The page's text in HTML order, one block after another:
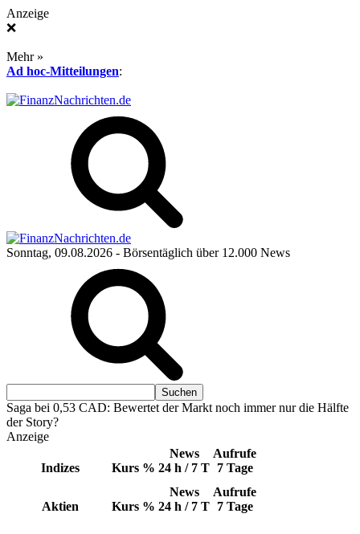
Anzeige
❌
Mehr »
Ad hoc-Mitteilungen:
Sonntag, 09.08.2026 - Börsentäglich über 12.000 News
Saga bei 0,53 CAD: Bewertet der Markt noch immer nur die Hälfte
der Story?
Anzeige
Indizes Kurs %
News
24 h / 7 T
Aufrufe
7 Tage
Aktien Kurs %
News
24 h / 7 T
Aufrufe
7 Tage